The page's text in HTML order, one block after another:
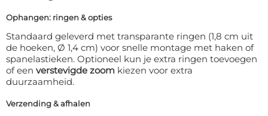
Ophangen: ringen & opties
Standaard geleverd met transparante ringen (1,8 cm uit
de hoeken, Ø 1,4 cm) voor snelle montage met haken of
spanelastieken. Optioneel kun je extra ringen toevoegen
of een verstevigde zoom kiezen voor extra
duurzaamheid.
Verzending & afhalen